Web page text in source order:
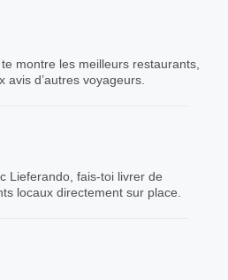
montre les meilleurs restaurants,
d’autres voyageurs.
Lieferando, fais-toi livrer de
locaux directement sur place.